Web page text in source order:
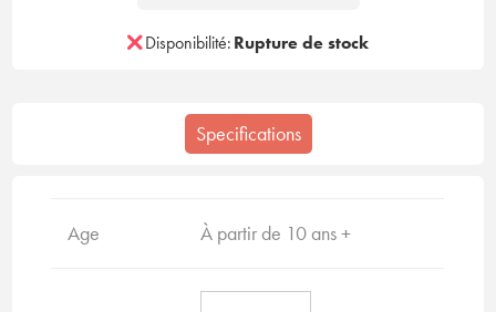
Disponibilité: Rupture de stock
Specifications
Age À partir de 10 ans +